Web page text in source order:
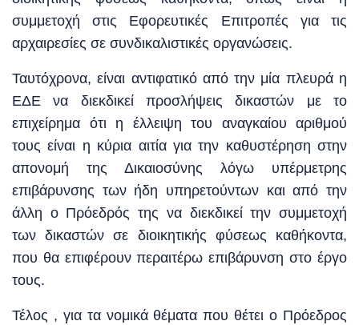
συμμετοχή στις Εφορευτικές Επιτροπές για τις
αρχαιρεσίες σε συνδικαλιστικές οργανώσεις.
Ταυτόχρονα, είναι αντιφατικό από την μία πλευρά η
ΕΔΕ να διεκδικεί προσλήψεις δικαστών με το
επιχείρημα ότι η έλλειψη του αναγκαίου αριθμού
τους είναι η κύρια αιτία για την καθυστέρηση στην
απονομή της Δικαιοσύνης λόγω υπέρμετρης
επιβάρυνσης των ήδη υπηρετούντων και από την
άλλη ο Πρόεδρός της να διεκδικεί την συμμετοχή
των δικαστών σε διοικητικής φύσεως καθήκοντα,
που θα επιφέρουν περαιτέρω επιβάρυνση στο έργο
τους.
Τέλος , για τα νομικά θέματα που θέτει ο Πρόεδρος